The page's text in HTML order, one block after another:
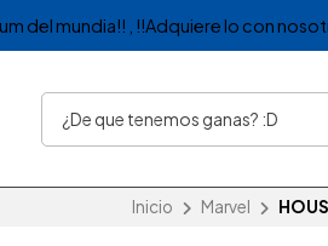
del mundia!! , !!Adquiere lo con
Inicio Marvel